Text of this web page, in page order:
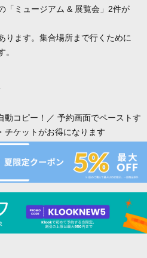
「ミュージアム & 展覧会」2件が
ります。集合場所まで行くために
動コピー！／ 予約画面でペーストす
チケットがお得になります